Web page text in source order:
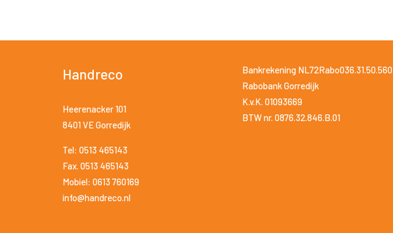
Handreco
Heerenacker 101
8401 VE Gorredijk
Tel: 0513 465143
Fax. 0513 465143
Mobiel: 0613 760169
info@handreco.nl
Bankrekening NL72Rabo036.31.50.560
Rabobank Gorredijk
K.v.K. 01093669
BTW nr. 0876.32.846.B.01